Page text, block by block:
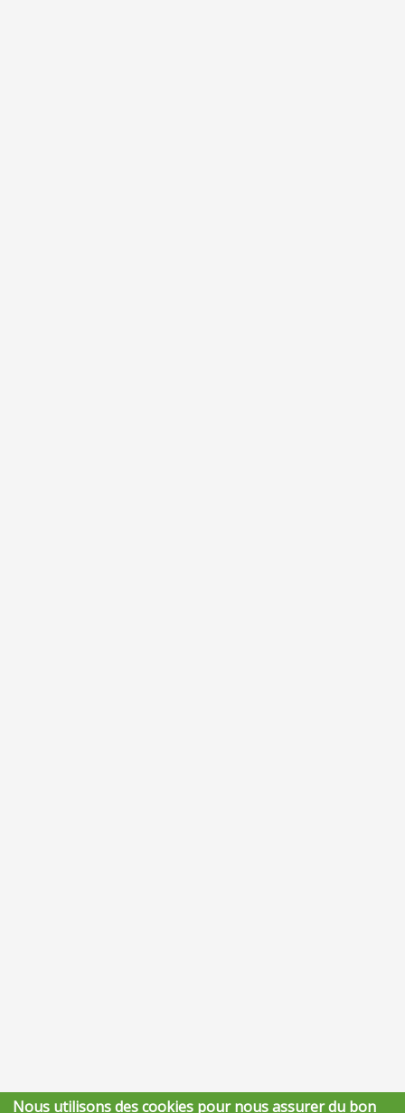
Nous utilisons des cookies pour nous assurer du bon